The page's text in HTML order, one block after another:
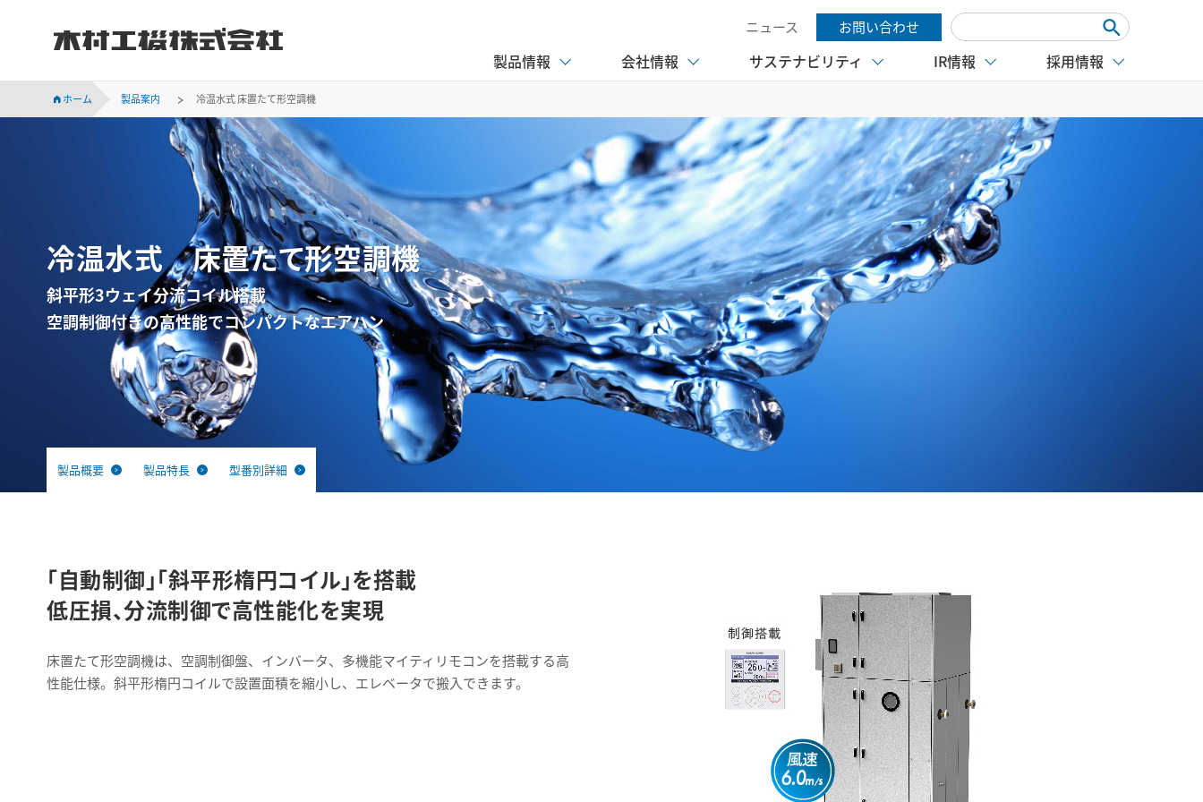
ニュース お問い合わせ
製品情報 会社情報 サステナビリティ IR情報 採用情報
ホーム 製品案内 冷温水式 床置たて形空調機
冷温水式 床置たて形空調機
斜平形3ウェイ分流コイル搭載
空調制御付きの高性能でコンパクトなエアハン
製品概要 製品特長 型番別詳細
「自動制御」「斜平形楕円コイル」を搭載
低圧損、分流制御で高性能化を実現
床置たて形空調機は、空調制御盤、インバータ、多機能マイティリモコンを搭載する高
性能仕様。斜平形楕円コイルで設置面積を縮小し、エレベータで搬入できます。